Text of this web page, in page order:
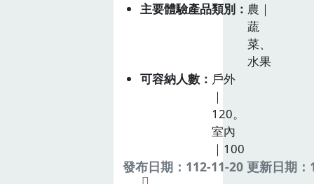
主要體驗產品類別
農｜
蔬
菜、
水果
可容納人數
戶外
｜
120。
室內
｜100
發布日期：112-11-20 更新日期